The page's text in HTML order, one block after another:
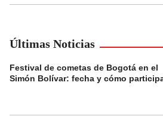
Últimas Noticias
Festival de cometas de Bogotá en el
Simón Bolívar: fecha y cómo